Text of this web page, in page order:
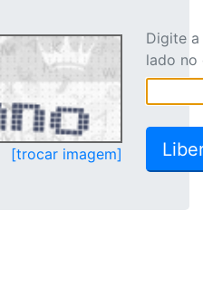
[trocar imagem]
Digite
lado no